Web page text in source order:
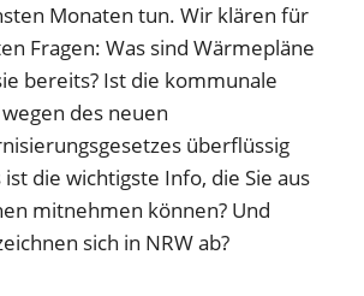
Monaten tun. Wir klären für
Fragen: Was sind Wärmepläne
bereits? Ist die kommunale
des neuen
überflüssig
die wichtigste Info, die Sie aus
mitnehmen können? Und
sich in NRW ab?